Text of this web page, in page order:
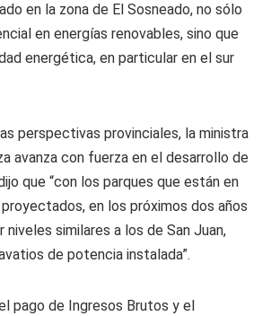
en la zona de El Sosneado, no sólo
en energías renovables, sino que
energética, en particular en el sur
perspectivas provinciales, la ministra
avanza con fuerza en el desarrollo de
que “con los parques que están en
en los próximos dos años
niveles similares a los de San Juan,
de potencia instalada”.
pago de Ingresos Brutos y el